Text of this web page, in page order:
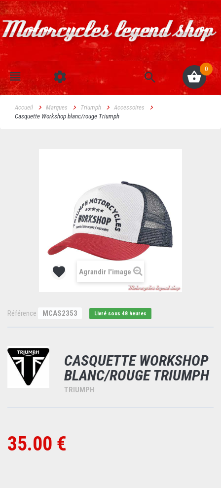
0
Accueil Marques Triumph
Accessoires
Casquette Workshop blanc/rouge Triumph
Agrandir l'image
Référence MCAS2353 Livré sous 48 heures
CASQUETTE WORKSHOP
BLANC/ROUGE TRIUMPH
TRIUMPH
35.00 €